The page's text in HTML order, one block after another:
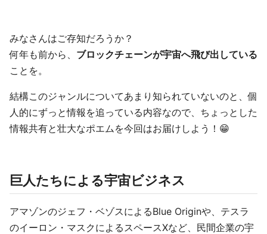
みなさんはご存知だろうか？
何年も前から、 ブロックチェーンが宇宙へ飛び出している
ことを。
結構このジャンルについてあまり知られていないのと、個
人的にずっと情報を追っている内容なので、ちょっとした
情報共有と壮大なポエムを今回はお届けしよう！😁
巨人たちによる宇宙ビジネス
アマゾンのジェフ・ベゾスによるBlue Originや、テスラ
のイーロン・マスクによるスペースXなど、民間企業の宇